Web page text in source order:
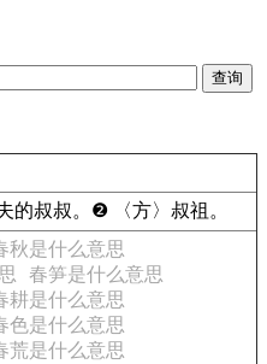
的叔叔。 ❷ 〈方〉叔祖。
秋是什么意思
春笋是什么意思
耕是什么意思
色是什么意思
荒是什么意思